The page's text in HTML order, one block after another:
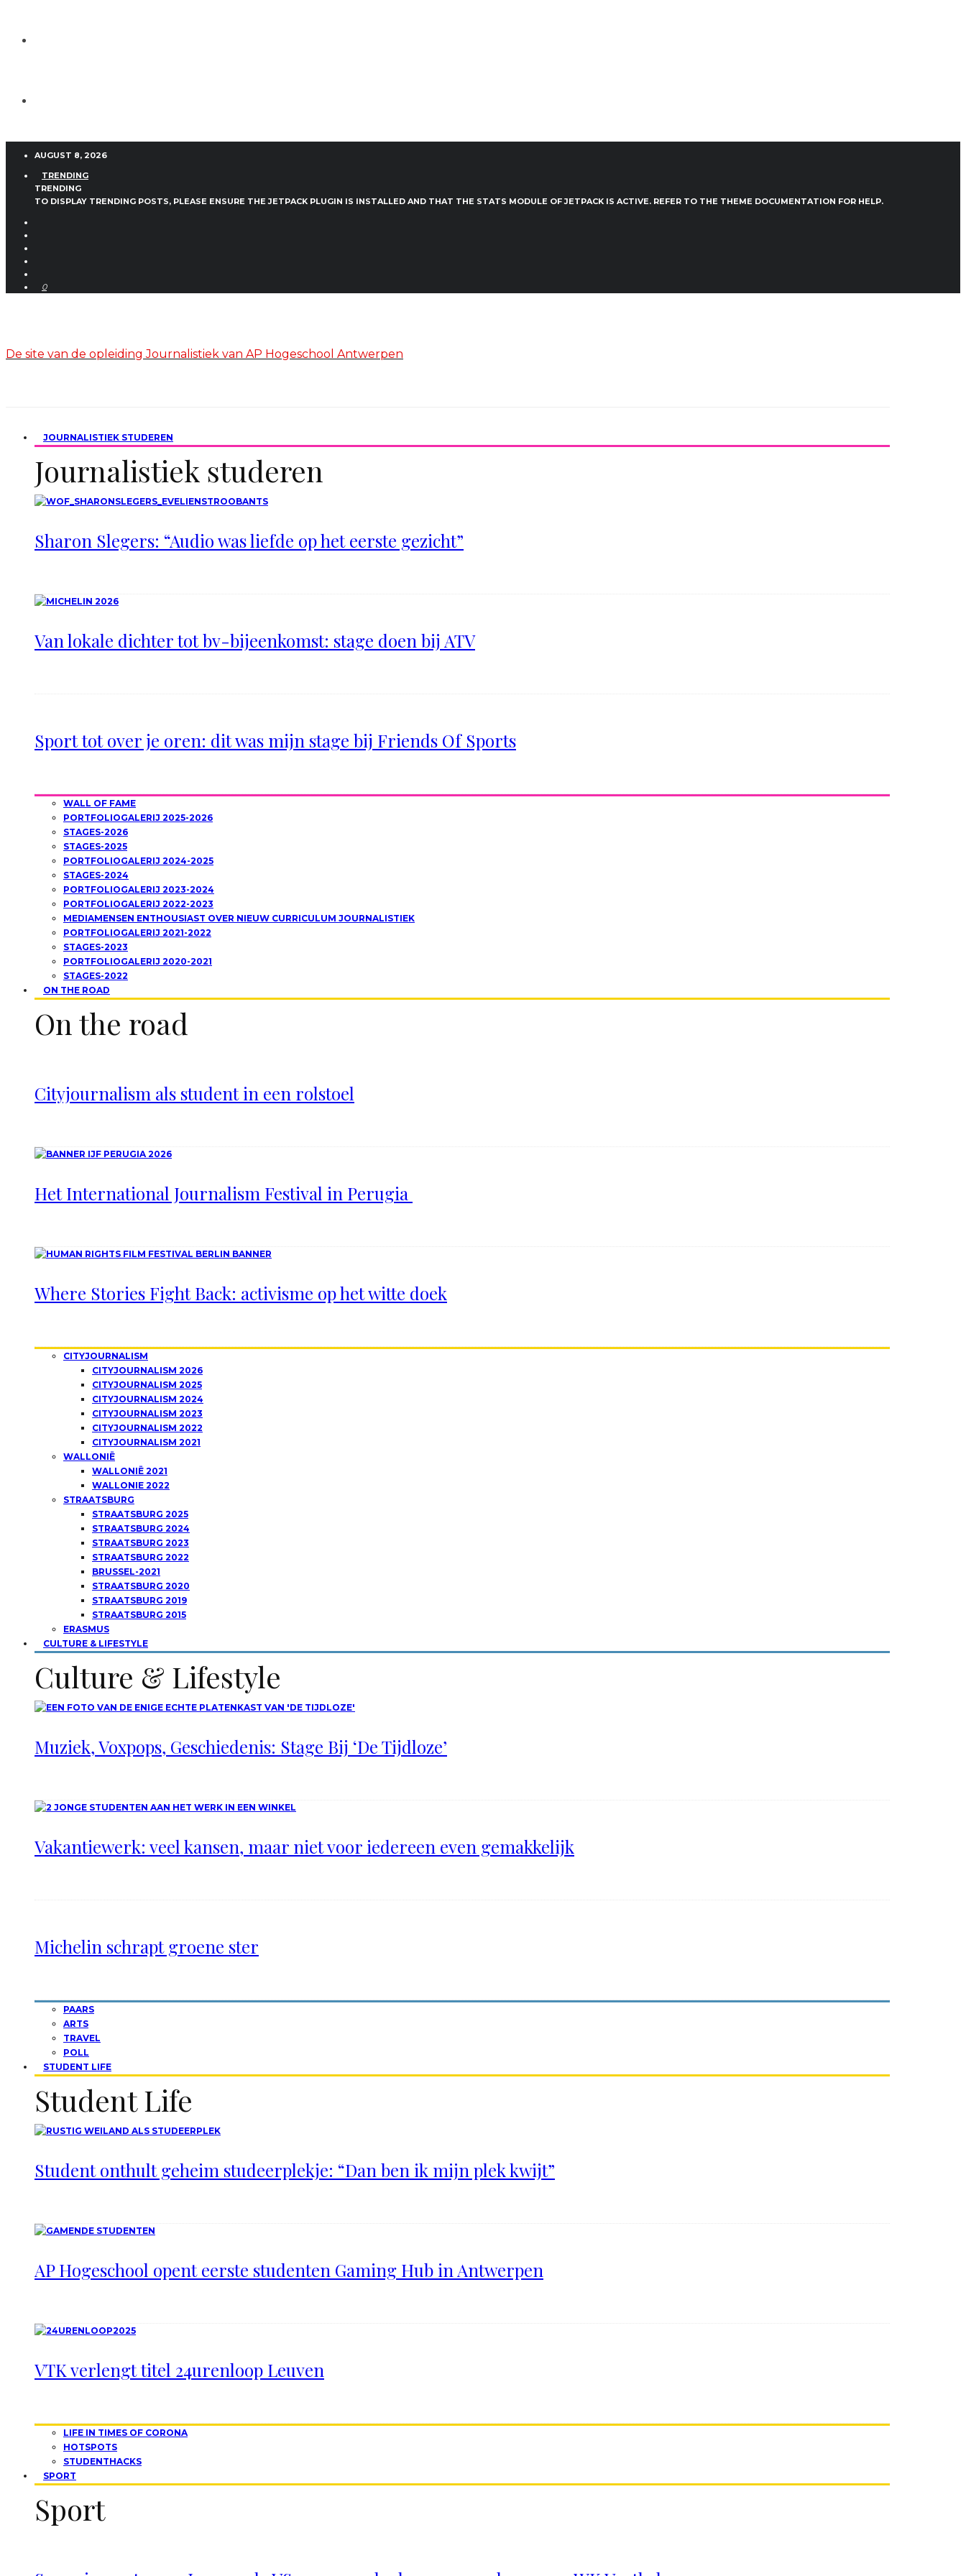
AUGUST 8, 2026
TRENDING
TRENDING
TO DISPLAY TRENDING POSTS, PLEASE ENSURE THE JETPACK PLUGIN IS INSTALLED AND THAT THE STATS MODULE OF JETPACK IS ACTIVE. REFER TO THE THEME DOCUMENTATION FOR HELP.
0
De site van de opleiding Journalistiek van AP Hogeschool Antwerpen
JOURNALISTIEK STUDEREN
Journalistiek studeren
Sharon Slegers: “Audio was liefde op het eerste gezicht”
Van lokale dichter tot bv-bijeenkomst: stage doen bij ATV
Sport tot over je oren: dit was mijn stage bij Friends Of Sports
WALL OF FAME
PORTFOLIOGALERIJ 2025-2026
STAGES-2026
STAGES-2025
PORTFOLIOGALERIJ 2024-2025
STAGES-2024
PORTFOLIOGALERIJ 2023-2024
PORTFOLIOGALERIJ 2022-2023
MEDIAMENSEN ENTHOUSIAST OVER NIEUW CURRICULUM JOURNALISTIEK
PORTFOLIOGALERIJ 2021-2022
STAGES-2023
PORTFOLIOGALERIJ 2020-2021
STAGES-2022
ON THE ROAD
On the road
Cityjournalism als student in een rolstoel
Het International Journalism Festival in Perugia
Where Stories Fight Back: activisme op het witte doek
CITYJOURNALISM
CITYJOURNALISM 2026
CITYJOURNALISM 2025
CITYJOURNALISM 2024
CITYJOURNALISM 2023
CITYJOURNALISM 2022
CITYJOURNALISM 2021
WALLONIË
WALLONIË 2021
WALLONIE 2022
STRAATSBURG
STRAATSBURG 2025
STRAATSBURG 2024
STRAATSBURG 2023
STRAATSBURG 2022
BRUSSEL-2021
STRAATSBURG 2020
STRAATSBURG 2019
STRAATSBURG 2015
ERASMUS
CULTURE & LIFESTYLE
Culture & Lifestyle
Muziek, Voxpops, Geschiedenis: Stage Bij ‘De Tijdloze’
Vakantiewerk: veel kansen, maar niet voor iedereen even gemakkelijk
Michelin schrapt groene ster
PAARS
ARTS
TRAVEL
POLL
STUDENT LIFE
Student Life
Student onthult geheim studeerplekje: “Dan ben ik mijn plek kwijt”
AP Hogeschool opent eerste studenten Gaming Hub in Antwerpen
VTK verlengt titel 24urenloop Leuven
LIFE IN TIMES OF CORONA
HOTSPOTS
STUDENTHACKS
SPORT
Sport